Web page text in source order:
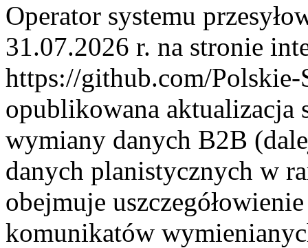
Operator systemu
31.07.2026 r. na stronie
https://github.com/Polskie-
opublikowana aktualizacja
wymiany danych B2B
danych planistycznych w
obejmuje
komunikatów